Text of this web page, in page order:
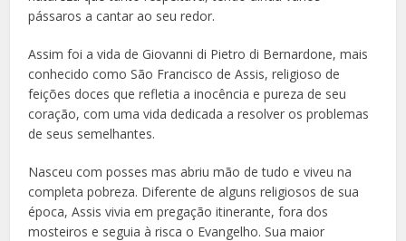
pássaros a cantar ao seu redor.
Assim foi a vida de Giovanni di Pietro di Bernardone, mais
conhecido como São Francisco de Assis, religioso de
feições doces que refletia a inocência e pureza de seu
coração, com uma vida dedicada a resolver os problemas
de seus semelhantes.
Nasceu com posses mas abriu mão de tudo e viveu na
completa pobreza. Diferente de alguns religiosos de sua
época, Assis vivia em pregação itinerante, fora dos
mosteiros e seguia à risca o Evangelho. Sua maior